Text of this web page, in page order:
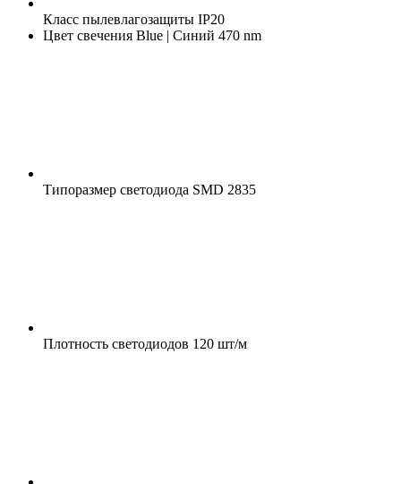
Класс пылевлагозащиты IP20
Цвет свечения Blue | Синий 470 nm
Типоразмер светодиода SMD 2835
Плотность светодиодов 120 шт/м